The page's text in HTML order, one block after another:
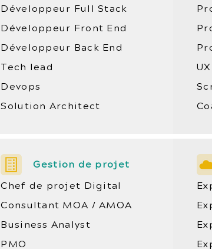
Développeur Full Stack
Développeur Front End
Développeur Back End
Tech lead
Devops
Solution Architect
Gestion de projet
Chef de projet Digital
Consultant MOA / AMOA
Business Analyst
PMO